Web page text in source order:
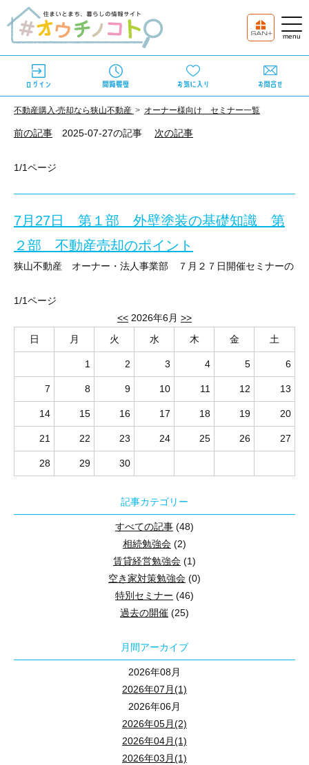
不動産購⼊‧売却なら狭⼭不動産 オーナー様向け セミナー一覧
<< 2026年6月 >>
日
月 火 水 木 金 土
1 2 3 4 5 6
7 8 9 10 11 12 13
14 15 16 17 18 19 20
21 22 23 24 25 26 27
28 29 30
記事カテゴリー
すべての記事 (48)
相続勉強会 (2)
賃貸経営勉強会 (1)
空き家対策勉強会 (0)
特別セミナー (46)
過去の開催 (25)
月間アーカイブ
2026年08月
2026年07月(1)
2026年06月
2026年05月(2)
2026年04月(1)
2026年03月(1)
前の記事 2025-07-27の記事 次の記事
1/1ページ
7月27日 第１部 外壁塗装の基礎知識 第
２部 不動産売却のポイント
狭山不動産 オーナー・法人事業部 ７月２７日開催セミナーのご
第１部 失敗したくない！
外壁塗装の基礎知識
第２部 不動産売却のポイント
信頼できる会社の選び方
賃貸系をしている中で、大きな出費になるリフォーム
中でも外壁塗装は大きなコスト負担です
自分の物件に合った外壁塗装の方法についてこの機会に学びません
実は不動産の売却の仕方は、会社によって違うとご存じでしたか？
不動産売却のポイントと会社による違いを解説します。
1/1ページ